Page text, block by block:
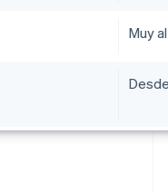
Muy